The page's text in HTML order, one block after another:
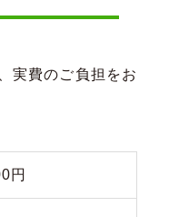
実費のご負担をお
円